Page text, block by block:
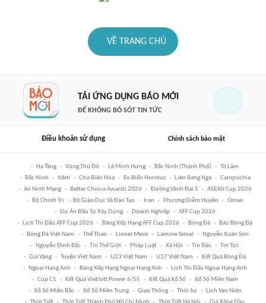
VỀ TRANG CHỦ
TẢI ỨNG DỤNG BÁO MỚI
ĐỂ KHÔNG BỎ SÓT TIN TỨC
Điều khoản sử dụng Chính sách bảo mật
Hạ Tầng Vùng Thủ Đô Lê Minh Hưng Bắc Ninh (thành Phố)
Tô Lâm
Bắc Ninh
Năm Chợ Biên Hòa Eo Biển Hormuz Liên Bang Nga
Campuchia
An Ninh Mạng
Better Choice Awards 2026 Đường Vành Đai 5
ASEAN Cup 2026
Bộ Chính Trị
Bộ Giáo Dục Và Đào Tạo Iran Phương Diễm Huyền
Oman
Dự Án Đầu Tư Xây Dựng
Doanh Nghiệp
AFF Cup 2026
Lịch Thi Đấu AFF Cup 2026
Bảng Xếp Hạng AFF Cup 2026 Bóng Đá
Báo Bóng Đá
Bóng Đá Việt Nam
Thể Thao Lionel Messi Lamine Yamal
Nguyễn Xuân Son
Nguyễn Đình Bắc
Tin Thế Giới Pháp Luật Xã Hội Tin Bão
Tin Tức
Giá Vàng
Tuyển Việt Nam U23 Việt Nam U17 Việt Nam
Kết Quả Bóng Đá
Ngoại Hạng Anh
Bảng Xếp Hạng Ngoại Hạng Anh
Lịch Thi Đấu Ngoại Hạng Anh
Cúp C1
Kết Quả Vietlott Power 6/55 Kết Quả Xổ Số
Xổ Số Miền Nam
Xổ Số Miền Bắc
Xổ Số Miền Trung Giao Thông Thời Sự
Lịch Vạn Niên